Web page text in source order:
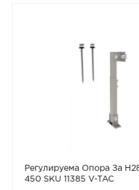
Регулируема Опора За
450 SKU 11385 V-TAC